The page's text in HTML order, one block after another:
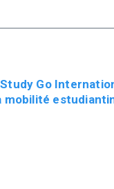
Go
mobilité